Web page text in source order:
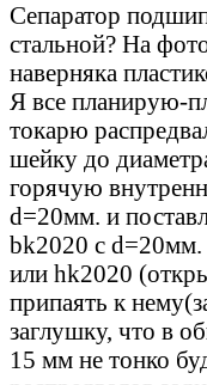
Сепаратор
стальной? На
наверняка
Я все планирую-
токарю
шейку до
горячую
d=20мм. и
bk2020 c
или hk2020
припаять к
заглушку, что в
15 мм не тонко